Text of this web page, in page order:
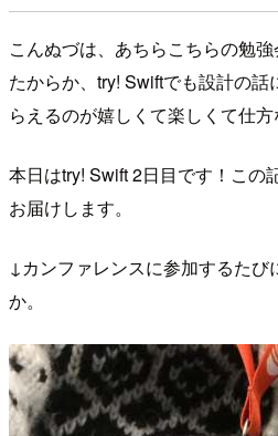
こんぬづは、あちらこちらの勉
たからか、try! Swiftでも設計の
らえるのが嬉しくて楽しくて仕方
本日はtry! Swift 2日目です！こ
お届けします。
↓カンファレンスに参加するたび
か。